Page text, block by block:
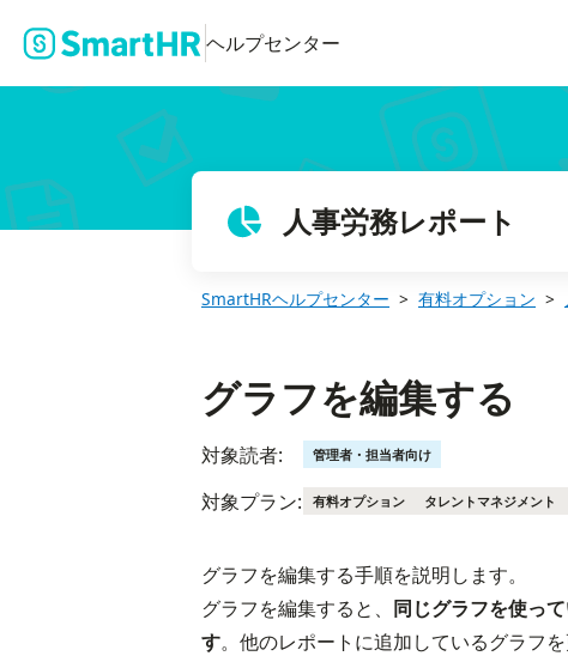
ヘルプセンター
人事労務レポート
SmartHRヘルプセンター 有料オプション
グラフを編集する
対象読者: 管理者・担当者向け
対象プラン: 有料オプション タレントマネジメント
グラフを編集する手順を説明します。
グラフを編集すると、 同じグラフを使っ
す。他のレポートに追加しているグラフ